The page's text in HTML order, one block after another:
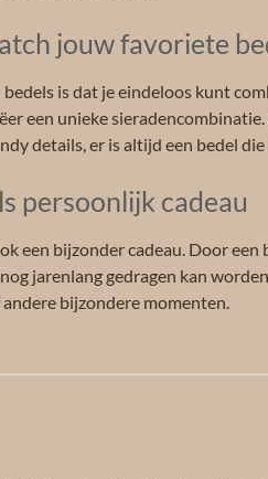
jouw favoriete
bedels is dat je eindeloos kunt
een unieke
details, er is altijd een bedel die
persoonlijk cadeau
een bijzonder cadeau. Door
jarenlang gedragen kan
bijzondere momenten.